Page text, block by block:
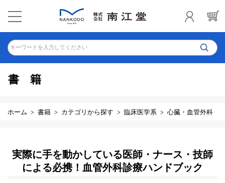
キーワードを入力してください
書籍
ホーム 書籍 カテゴリから探す 臨床医学系 心臓・血管外科
実際に手を動かしている医師・ナース・技師
による必携！血管外科診療ハンドブック